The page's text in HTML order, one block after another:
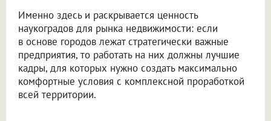
Именно здесь и раскрывается ценность
наукоградов для рынка недвижимости: если
в основе городов лежат стратегически важные
предприятия, то работать на них должны лучшие
кадры, для которых нужно создать максимально
комфортные условия с комплексной проработкой
всей территории.